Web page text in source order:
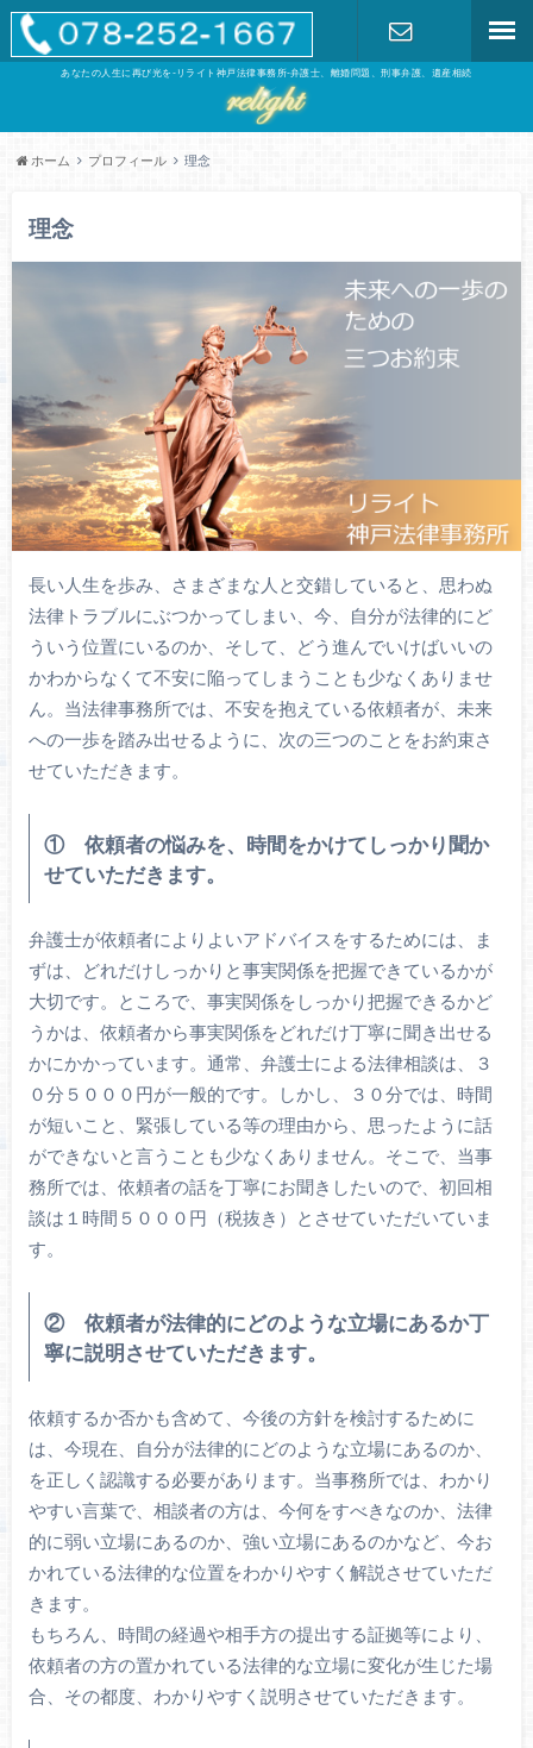
あなたの人生に再び光を-リライト神戸法律事務所-弁護士、離婚問題、刑事弁護、遺産相続
ホーム プロフィール 理念
理念
長い人生を歩み、さまざまな人と交錯していると、思わぬ
法律トラブルにぶつかってしまい、今、自分が法律的にど
ういう位置にいるのか、そして、どう進んでいけばいいの
かわからなくて不安に陥ってしまうことも少なくありませ
ん。当法律事務所では、不安を抱えている依頼者が、未来
への一歩を踏み出せるように、次の三つのことをお約束さ
せていただきます。
① 依頼者の悩みを、時間をかけてしっかり聞か
せていただきます。
弁護士が依頼者によりよいアドバイスをするためには、ま
ずは、どれだけしっかりと事実関係を把握できているかが
大切です。ところで、事実関係をしっかり把握できるかど
うかは、依頼者から事実関係をどれだけ丁寧に聞き出せる
かにかかっています。通常、弁護士による法律相談は、３
０分５０００円が一般的です。しかし、３０分では、時間
が短いこと、緊張している等の理由から、思ったように話
ができないと言うことも少なくありません。そこで、当事
務所では、依頼者の話を丁寧にお聞きしたいので、初回相
談は１時間５０００円（税抜き）とさせていただいていま
す。
② 依頼者が法律的にどのような立場にあるか丁
寧に説明させていただきます。
依頼するか否かも含めて、今後の方針を検討するために
は、今現在、自分が法律的にどのような立場にあるのか、
を正しく認識する必要があります。当事務所では、わかり
やすい言葉で、相談者の方は、今何をすべきなのか、法律
的に弱い立場にあるのか、強い立場にあるのかなど、今お
かれている法律的な位置をわかりやすく解説させていただ
きます。
もちろん、時間の経過や相手方の提出する証拠等により、
依頼者の方の置かれている法律的な立場に変化が生じた場
合、その都度、わかりやすく説明させていただきます。